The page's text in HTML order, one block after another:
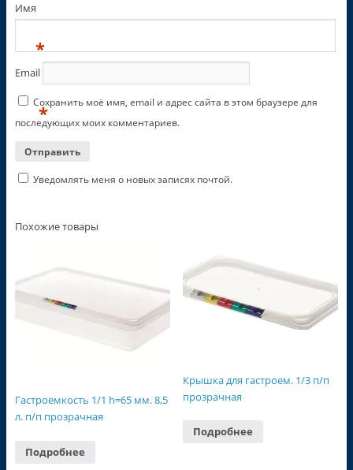
Имя
*
Email
*
Сохранить моё имя, email и адрес сайта в этом браузере для
последующих моих комментариев.
Уведомлять меня о новых записях почтой.
Похожие товары
Гастроемкость 1/1 h=65 мм. 8,5
л. п/п прозрачная
Подробнее
Крышка для гастроем. 1/3 п/п
прозрачная
Подробнее